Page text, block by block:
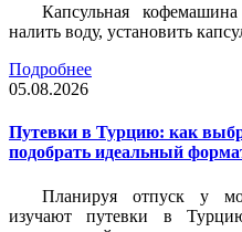
Капсульная
налить воду, установить
Подробнее
05.08.2026
Путевки в Турцию: как
подобрать идеальный
Планируя отпуск у
изучают путевки в